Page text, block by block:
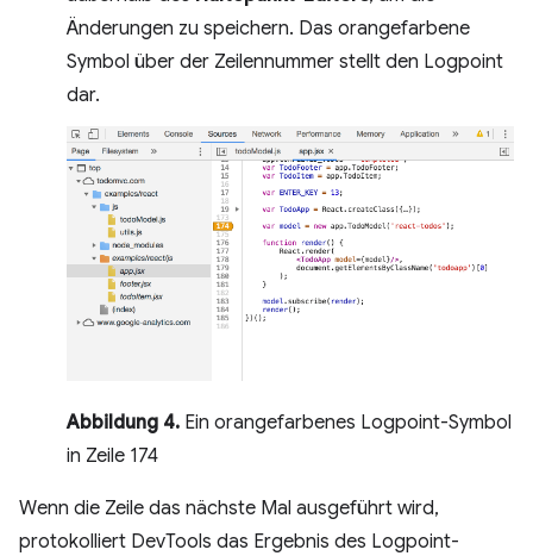
Änderungen zu speichern. Das orangefarbene
Symbol über der Zeilennummer stellt den Logpoint
dar.
Abbildung 4. Ein orangefarbenes Logpoint-Symbol
in Zeile 174
Wenn die Zeile das nächste Mal ausgeführt wird,
protokolliert DevTools das Ergebnis des Logpoint-